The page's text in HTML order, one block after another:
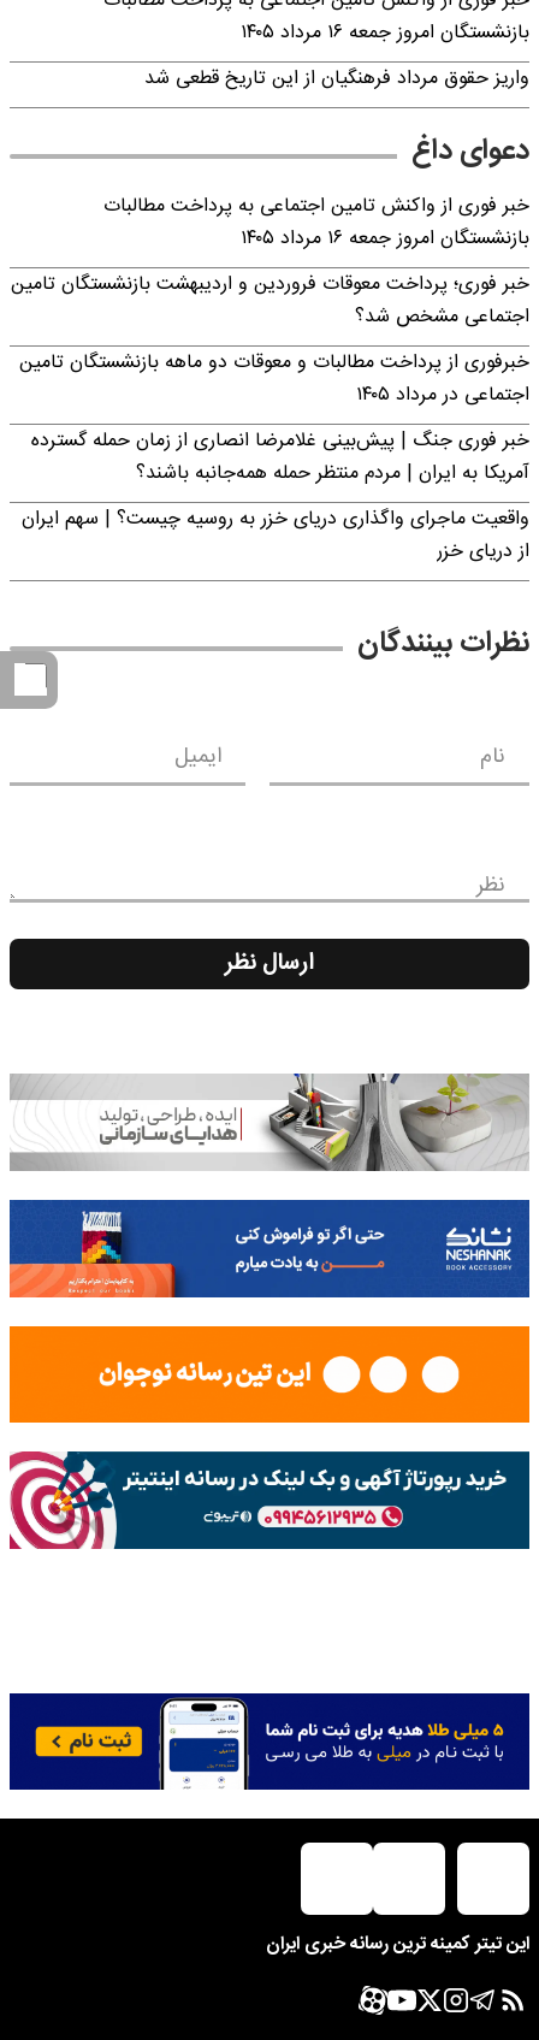
بازنشستگان امروز جمعه ۱۶ مرداد ۱۴۰۵
واریز حقوق مرداد فرهنگیان از این تاریخ قطعی شد
دعوای داغ
خبر فوری از واکنش تامین اجتماعی به پرداخت مطالبات
بازنشستگان امروز جمعه ۱۶ مرداد ۱۴۰۵
خبر فوری؛ پرداخت معوقات فروردین و اردیبهشت بازنشستگان تامین
اجتماعی مشخص شد؟
خبرفوری از پرداخت مطالبات و معوقات دو ماهه بازنشستگان تامین
اجتماعی در مرداد ۱۴۰۵
خبر فوری جنگ | پیش‌بینی غلامرضا انصاری از زمان حمله گسترده
آمریکا به ایران | مردم منتظر حمله همه‌جانبه باشند؟
واقعیت ماجرای واگذاری دریای خزر به روسیه چیست؟ | سهم ایران
از دریای خزر
نظرات بینندگان
نام ایمیل
نظر
ارسال نظر
این تیتر کمینه ترین رسانه خبری ایران